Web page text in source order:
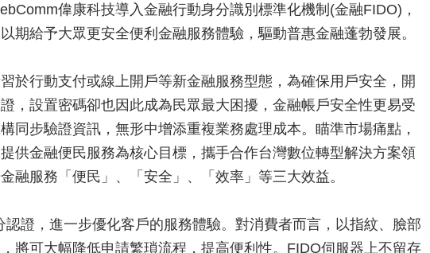
偉康科技導入金融行動身分識別標準化機制(金融FIDO)，
期給予大眾更安全便利金融服務體驗，驅動普惠金融蓬勃發展。
於行動支付或線上開戶等新金融服務型態，為確保用戶安全，開
，設置密碼卻也因此成為民眾最大困擾，金融帳戶安全性更易受
同步驗證資訊，無形中增添重複業務處理成本。瞄準市場痛點，
供金融便民服務為核心目標，攜手合作台灣數位轉型解決方案領
融服務「便民」、「安全」、「效率」等三大效益。
證，進一步優化客戶的服務體驗。對消費者而言，以指紋、臉部
將可大幅降低申請繁瑣流程，提高便利性。FIDO伺服器上不留存